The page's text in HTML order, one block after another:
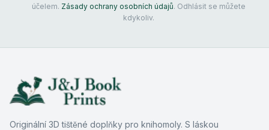
účelem. Zásady ochrany osobních údajů. Odhlásit se můžete
kdykoliv.
Originální 3D tištěné doplňky pro knihomoly. S láskou